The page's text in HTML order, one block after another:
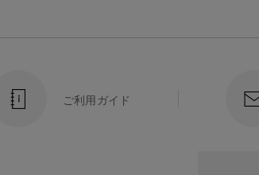
ご利用ガイド